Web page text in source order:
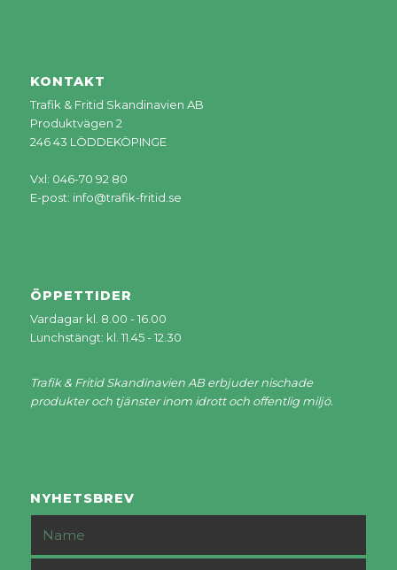
KONTAKT
Trafik & Fritid Skandinavien AB
Produktvägen 2
246 43 LÖDDEKÖPINGE
Vxl: 046-70 92 80
E-post: info@trafik-fritid.se
ÖPPETTIDER
Vardagar kl. 8.00 - 16.00
Lunchstängt: kl. 11.45 - 12.30
Trafik & Fritid Skandinavien AB erbjuder nischade
produkter och tjänster inom idrott och offentlig miljö.
NYHETSBREV